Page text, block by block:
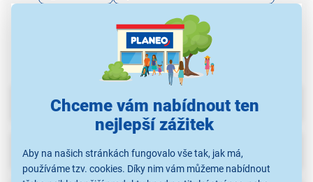
Chceme vám nabídnout ten
nejlepší zážitek
Aby na našich stránkách fungovalo vše tak, jak má,
používáme tzv. cookies. Díky nim vám můžeme nabídnout
Nejvýhodnější cena za posledních 30 dní: 249 Kč
Parametry
Recenze(3)